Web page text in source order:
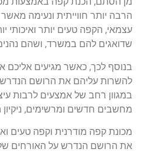
הרבה יותר חווייתית ונעימה
עצמאי, הקפה טעים יותר ואיכותי
שדואגים להם במשרד, ושהם
בנוסף לכך, כאשר מגיעים אליכם
להשרות עליהם את הרושם
במגוון רחב של אמצעים לרבות
מחשבים חדשים ומרשימים,
מכונת קפה מודרנית וקפה טעים
את הרושם הנדרש על האורחים